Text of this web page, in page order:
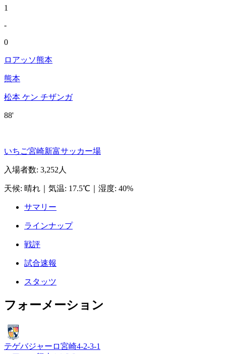
1
-
0
ロアッソ熊本
熊本
松本 ケン チザンガ
88'
いちご宮崎新富サッカー場
入場者数: 3,252人
天候: 晴れ 気温: 17.5℃ 湿度: 40%
サマリー
ラインナップ
戦評
試合速報
スタッツ
フォーメーション
テゲバジャーロ宮崎4-2-3-1